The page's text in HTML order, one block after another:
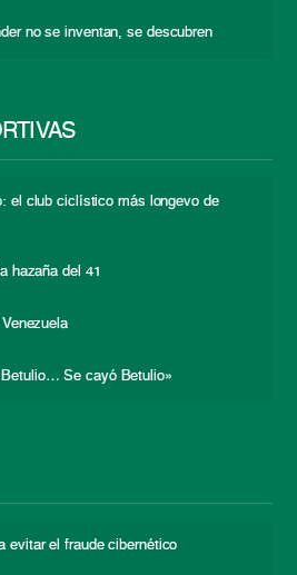
no se inventan, se descubren
el club ciclístico más longevo de
hazaña del 41
Se cayó Betulio»
evitar el fraude cibernético